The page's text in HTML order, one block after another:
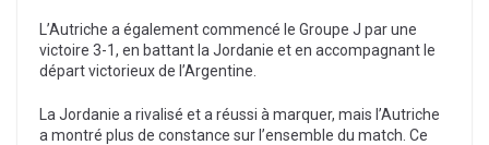
L’Autriche a également commencé le Groupe J par une
victoire 3-1, en battant la Jordanie et en accompagnant le
départ victorieux de l’Argentine.
La Jordanie a rivalisé et a réussi à marquer, mais l’Autriche
a montré plus de constance sur l’ensemble du match. Ce